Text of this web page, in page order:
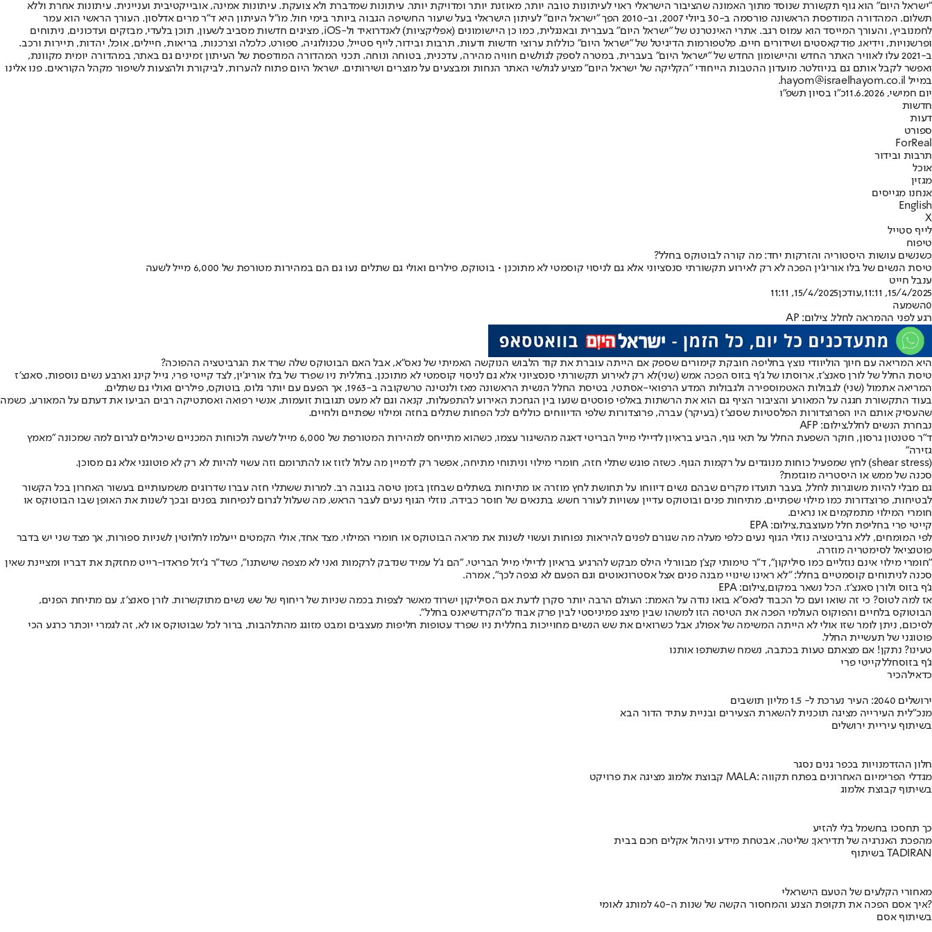
"ישראל היום" הוא גוף תקשורת שנוסד מתוך האמונה שהציבור הישראלי ראוי לעיתונות טובה יותר, מאוזנת יותר ומדויקת יותר. עיתונות שמדברת ולא צועקת. עיתונות אמינה, אובייקטיבית ועניינית. עיתונות אחרת וללא
תשלום. המהדורה המודפסת הראשונה פורסמה ב-30 ביולי 2007, וב-2010 הפך "ישראל היום" לעיתון הישראלי בעל שיעור החשיפה הגבוה ביותר בימי חול. מו"ל העיתון היא ד"ר מרים אדלסון. העורך הראשי הוא עמר
לחמנוביץ, והעורך המייסד הוא עמוס רגב. אתרי האינטרנט של "ישראל היום" בעברית ובאנגלית, כמו כן היישומונים (אפליקציות) לאנדרואיד ול-iOS, מציגים חדשות מסביב לשעון, תוכן בלעדי, מבזקים ועדכונים, ניתוחים
ופרשנויות, וידיאו, פודקאסטים ושידורים חיים. פלטפורמות הדיגיטל של "ישראל היום" כוללות ערוצי חדשות ודעות, תרבות ובידור, לייף סטייל, טכנולוגיה, ספורט, כלכלה וצרכנות, בריאות, חיילים, אוכל, יהדות, תיירות ורכב.
ב-2021 עלו לאוויר האתר החדש והיישומון החדש של "ישראל היום" בעברית, במטרה לספק לגולשים חוויה מהירה, עדכנית, בטוחה ונוחה. תכני המהדורה המודפסת של העיתון זמינים גם באתר, במהדורה יומית מקוונת,
ואפשר לקבל אותם גם בניוזלטר. מועדון ההטבות הייחודי "הקליקה של ישראל היום" מציע לגולשי האתר הנחות ומבצעים על מוצרים ושירותים. ישראל היום פתוח להערות, לביקורת ולהצעות לשיפור מקהל הקוראים. פנו אלינו
במייל hayom@israelhayom.co.il.
יום חמישי, 11.6.2026
כ"ו בסיון תשפ"ו
חדשות
דעות
ספורט
ForReal
תרבות ובידור
אוכל
מגזין
אנחנו מגייסים
English
X
לייף סטייל
טיפוח
כשנשים עושות היסטוריה והזרקות יחד: מה קורה לבוטוקס בחלל?
טיסת הנשים של בלו אוריג'ין הפכה לא רק לאירוע תקשורתי סנסציוני אלא גם לניסוי קוסמטי לא מתוכנן • בוטוקס, פילרים ואולי גם שתלים נעו גם הם במהירות מטורפת של 6,000 מייל לשעה
ענבל חייט
15/4/2025, 11:11
,עודכן15/4/2025, 11:11
0השמעה
רגע לפני ההמראה לחלל. צילום: AP
היא המריאה עם חיוך הוליוודי נוצץ בחליפה חובקת קימורים שספק אם הייתה עוברת את קוד הלבוש הנוקשה האמיתי של נאס"א, אבל האם הבוטוקס שלה שרד את הגרביטציה ההפוכה?
טיסת החלל של לורן סאנצ’ז, ארוסתו של ג’ף בזוס הפכה אמש (שני)לא רק לאירוע תקשורתי סנסציוני אלא גם לניסוי קוסמטי לא מתוכנן. בחללית ניו שפרד של בלו אוריג'ין, לצד קייטי פרי, גייל קינג וארבע נשים נוספות, סאנצ'ז
המריאה אתמול (שני) לגבולות האטמוספירה ולגבולות המדע הרפואי-אסתטי, בטיסת החלל הנשית הראשונה מאז ולנטינה טרשקובה ב-1963, אך הפעם עם יותר גלוס, בוטוקס, פילרים ואולי גם שתלים.
בעוד התקשורת חגגה על המאורע והציבור הציף גם הוא את הרשתות באלפי פוסטים שנעו בין הגחכת האירוע להתפעלות, קנאה וגם לא מעט תגובות זועמות, אנשי רפואה ואסתטיקה רבים הביעו את דעתם על המאורע, כשמה
שהעסיק אותם היו הפרוצדורות הפלסטיות שסנצ'ז (בעיקר) עברה, פרוצדורות שלפי הדיווחים כוללים לכל הפחות שתלים בחזה ומילוי שפתיים ולחיים.
נבחרת הנשים לחלל,צילום: AFP
ד"ר סטנטון גרסון, חוקר השפעת החלל על תאי גוף, הביע בראיון לדיילי מייל הבריטי דאגה מהשיגור עצמו, כשהוא מתייחס למהירות המטורפת של 6,000 מייל לשעה ולכוחות המכניים שיכולים לגרום למה שמכונה "מאמץ
גזירה"
(shear stress) לחץ שמפעיל כוחות מנוגדים על רקמות הגוף. כשזה פוגש שתלי חזה, חומרי מילוי וניתוחי מתיחה, אפשר רק לדמיין מה עלול לזוז או להתרומם וזה עשוי להיות לא רק לא פוטוגני אלא גם מסוכן.
סכנה של ממש או היסטריה מוגזמת?
גם מבלי להיות משוגרות לחלל, בעבר תועדו מקרים שבהם נשים דיווחו על תחושת לחץ מוזרה או מתיחות בשתלים שבחזן בזמן טיסה בגובה רב. למרות ששתלי חזה עברו שדרוגים משמעותיים בעשור האחרון בכל הקשור
לבטיחות, פרוצדורות כמו מילוי שפתיים, מתיחות פנים ובוטוקס עדיין עשויות לעורר חשש. בתנאים של חוסר כבידה, נוזלי הגוף נעים לעבר הראש, מה שעלול לגרום לנפיחות בפנים ובכך לשנות את האופן שבו הבוטוקס או
חומרי המילוי מתמקמים או נראים.
קייטי פרי בחליפת חלל מעוצבת,צילום: EPA
לפי המומחים, ללא גרביטציה נוזלי הגוף נעים כלפי מעלה מה שגורם לפנים להיראות נפוחות ועשוי לשנות את מראה הבוטוקס או חומרי המילוי. מצד אחד, אולי הקמטים ייעלמו לחלוטין לשניות ספורות, אך מצד שני יש בדבר
פוטנציאל לסימטריה מוזרה.
"חומרי מילוי אינם נוזליים כמו סיליקון", ד"ר טימותי קצ'ן מבוורלי הילס מבקש להרגיע בראיון לדיילי מייל הבריטי. "הם ג’ל עמיד שנדבק לרקמות ואני לא מצפה שישתנו", כשד"ר ג'יזל פראדו-רייט מחזקת את דבריו ומציינת שאין
סכנה לניתוחים קוסמטיים בחלל: "לא ראינו שינויי מבנה פנים אצל אסטרונאוטים וגם הפעם לא נצפה לכך", אמרה.
ג'ף בזוס ולורן סאנצ'ז. הכל נשאר במקום,צילום: EPA
אז למה לטוס? כי זה שואו ועם כל הכבוד לנאס"א בואו נודה על האמת: העולם הרבה יותר סקרן לדעת אם הסיליקון ישרוד מאשר לצפות בכמה שניות של ריחוף של שש נשים מתוקשרות. לורן סאנצ’ז, עם מתיחת הפנים,
הבוטוקס בלחיים והפוקוס העולמי הפכה את הטיסה הזו למשהו שבין מיצג פמיניסטי לבין פרק אבוד מ"הקרדשיאנס בחלל".
לסיכום, ניתן לומר שזו אולי לא הייתה המשימה של אפולו, אבל כשרואים את שש הנשים מחוייכות בחללית ניו שפרד עטופות חליפות מעצבים ומבט מזוגג מהתלהבות, ברור לכל שבוטוקס או לא, זה לגמרי יוכתר כרגע הכי
פוטוגני של תעשיית החלל.
טעינו? נתקן! אם מצאתם טעות בכתבה, נשמח שתשתפו אותנו
ג'ף בזוסחללקייטי פרי
כדאילהכיר
ירושלים 2040: העיר נערכת ל- 1.5 מליון תושבים
מנכ"לית העירייה מציגה תוכנית להשארת הצעירים ובניית עתיד הדור הבא
בשיתוף עיריית ירושלים
חלון ההזדמנויות בכפר גנים נסגר
קבוצת אלמוג מציגה את פרויקט MALA: מגדלי הפרימיום האחרונים בפתח תקווה
בשיתוף קבוצת אלמוג
כך תחסכו בחשמל בלי להזיע
מהפכת האנרגיה של תדיראן: שליטה, אבטחת מידע וניהול אקלים חכם בבית
בשיתוף TADIRAN
מאחורי הקלעים של הטעם הישראלי
איך אסם הפכה את תקופת הצנע והמחסור הקשה של שנות ה-40 למותג לאומי?
בשיתוף אסם